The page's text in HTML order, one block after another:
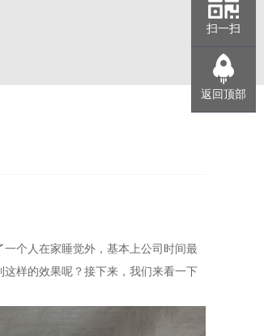
个人在家睡觉外，基本上公司时间最
样的效果呢？接下来，我们来看一下
扫一扫
返回顶部